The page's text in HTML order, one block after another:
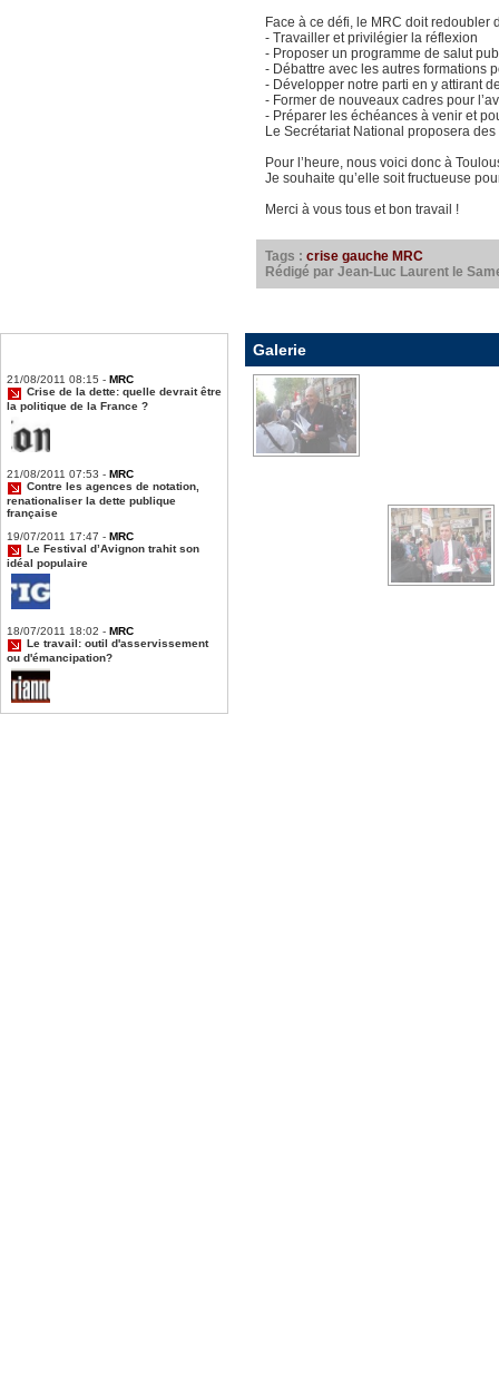
Face à ce défi, le MRC doit redoubler
- Travailler et privilégier la réflexion
- Proposer un programme de salut
- Débattre avec les autres formations
- Développer notre parti en y attirant
- Former de nouveaux cadres pour
- Préparer les échéances à venir et
Le Secrétariat National proposera
Pour l’heure, nous voici donc à
Je souhaite qu’elle soit fructueuse
Merci à vous tous et bon travail !
Tags : crise gauche MRC
Rédigé par Jean-Luc Laurent le
21/08/2011 08:15 - MRC
Crise de la dette: quelle devrait être
la politique de la France ?
21/08/2011 07:53 - MRC
Contre les agences de notation,
renationaliser la dette publique
française
19/07/2011 17:47 - MRC
Le Festival d’Avignon trahit son
idéal populaire
18/07/2011 18:02 - MRC
Le travail: outil d'asservissement
ou d'émancipation?
Galerie